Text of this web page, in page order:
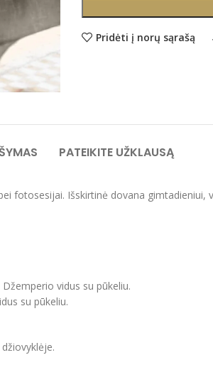
Pridėti į norų sąrašą
PATEIKITE UŽKLAUSĄ
fotosesijai. Išskirtinė dovana
vidus su pūkeliu.
su pūkeliu.